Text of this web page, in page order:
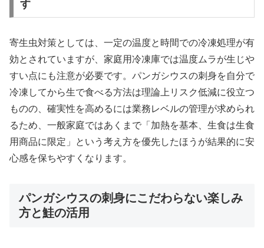
す
寄生虫対策としては、一定の温度と時間での冷凍処理が有
効とされていますが、家庭用冷凍庫では温度ムラが生じや
すい点にも注意が必要です。パンガシウスの刺身を自分で
冷凍してから生で食べる方法は理論上リスク低減に役立つ
ものの、確実性を高めるには業務レベルの管理が求められ
るため、一般家庭ではあくまで「加熱を基本、生食は生食
用商品に限定」という考え方を優先したほうが結果的に安
心感を保ちやすくなります。
パンガシウスの刺身にこだわらない楽しみ
方と鮭の活用